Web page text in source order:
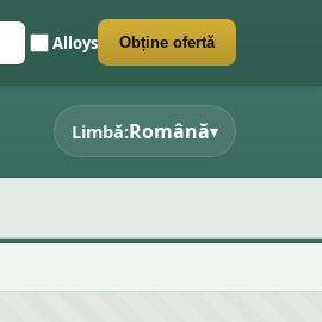
Alloys Obține ofertă
Limbă:Română▾